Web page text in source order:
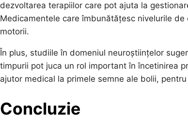
dezvoltarea terapiilor care pot ajuta la
Medicamentele care îmbunătățesc nivelurile
motorii.
În plus, studiile în domeniul neuroștiințelor
timpurii pot juca un rol important în încetinirea
ajutor medical la primele semne ale bolii,
Concluzie